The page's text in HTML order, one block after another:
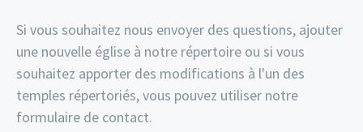
Si vous souhaitez nous envoyer des questions, ajouter
une nouvelle église à notre répertoire ou si vous
souhaitez apporter des modifications à l'un des
temples répertoriés, vous pouvez utiliser notre
formulaire de contact.